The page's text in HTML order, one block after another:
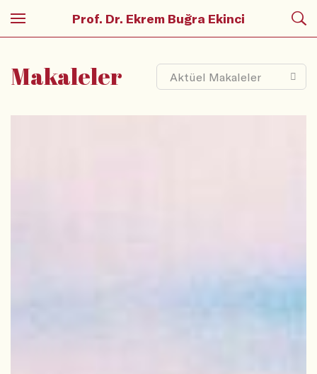
Prof. Dr. Ekrem Buğra Ekinci
Makaleler